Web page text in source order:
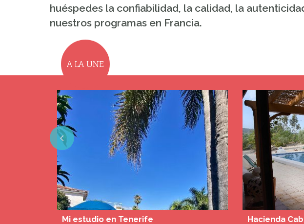
huéspedes la confiabilidad, la calidad, la
nuestros programas en Francia.
A LA UNE
Previous
La Casona de Castilnovo - Gay Only